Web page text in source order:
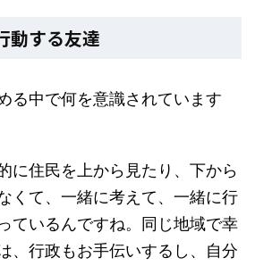
動する友達
る中で何を意識されています
に住民を上から見たり、下から
くて、一緒に考えて、一緒に行
ているんですね。同じ地域で幸
、行政もお手伝いするし、自分